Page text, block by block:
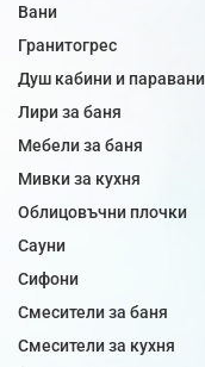
Вани
Гранитогрес
Душ кабини и паравани
Лири за баня
Мебели за баня
Мивки за кухня
Облицовъчни плочки
Сауни
Сифони
Смесители за баня
Смесители за кухня